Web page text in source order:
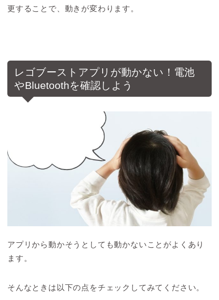
更することで、動きが変わります。
レゴブーストアプリが動かない！電池
やBluetoothを確認しよう
アプリから動かそうとしても動かないことがよくあり
ます。
そんなときは以下の点をチェックしてみてください。